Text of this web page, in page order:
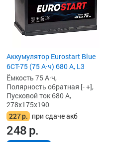
Аккумулятор Eurostart Blue
6CT-75 (75 А·ч) 680 А, L3
Ёмкость 75 А·ч,
Полярность обратная [- +],
Пусковой ток 680 А,
278x175x190
227р. при сдаче акб
248р.